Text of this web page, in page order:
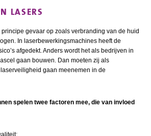
LASERS
gevaar op zoals verbranding van de huid
In laserbewerkingsmachines heeft de
afgedekt. Anders wordt het als bedrijven in
gaan bouwen. Dan moeten zij als
gaan meenemen in de
spelen twee factoren mee, die van invloed